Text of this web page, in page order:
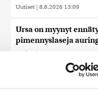
Uutiset | 8.8.2026 13:09
Ursa on myynyt
pimennyslaseja
Uutiset |
Suomessa näkyy
auringonpimennys